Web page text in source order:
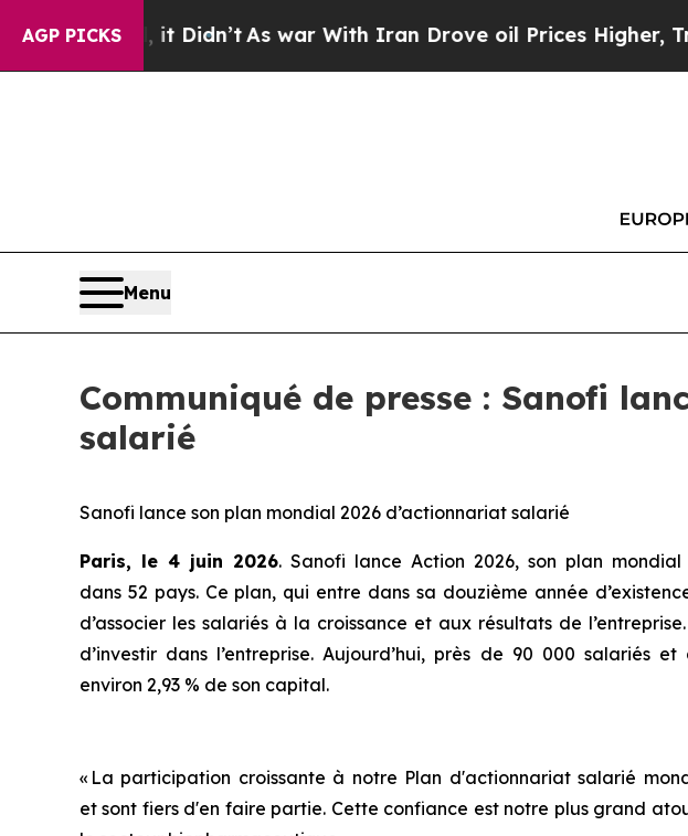
AGP PICKS
it Didn’t As war With Iran Drove oil Prices Higher, Trump
Menu
Communiqué de presse : Sanofi
salarié
Sanofi lance son plan mondial 2026 d’actionnariat salarié
Paris, le4 juin 2026. Sanofi lance Action 2026, son plan
dans 52 pays. Ce plan, qui entre dans sa douzième année
d’associer les salariés à la croissance et aux résultats de
d’investir dans l’entreprise. Aujourd’hui, près de 90 000 salariés
environ 2,93 % de son capital.
« La participation croissante à notre Plan d'actionnariat salarié
etsont fiers d'en faire partie. Cette confiance est notre plus grand